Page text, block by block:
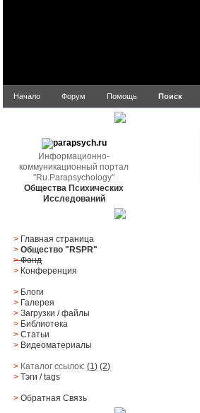
Начало Форум Помощь Поиск
Информационно-
коммуникационный портал
"Ru.Parapsychology"
Общества Психических
Исследований
> Главная страница
> Общество "RSPR"
> Фонд
> Конференция
> Блоги
> Галерея
> Загрузки/файлы
> Библиотека
> Статьи
> Видеоматериалы
> Каталог ссылок:(1) (2)
> Тэги/ tags
> Обратная Cвязь